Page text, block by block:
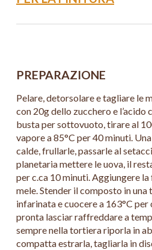
1 Mela golden
PREPARAZIONE
Pelare, detorsolare e tagliare le
con 20g dello zucchero e l’acido
busta per sottovuoto, tirare al
vapore a 85°C per 40 minuti.
calde, frullarle, passarle al
planetaria mettere le uova, il
per c.ca 10 minuti. Aggiungere
mele. Stender il composto in
infarinata e cuocere a 163°C
pronta lasciar raffreddare a
sempre nella tortiera riporla in
compatta estrarla, tagliarla in